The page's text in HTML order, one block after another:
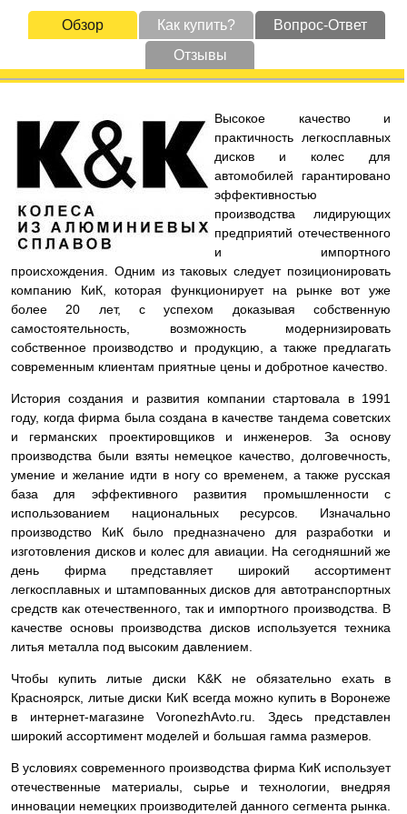
Обзор Как купить?
Вопрос-Ответ
Отзывы
Высокое качество и
практичность легкосплавных
дисков и колес для
автомобилей гарантировано
эффективностью
производства лидирующих
предприятий отечественного
и импортного
происхождения. Одним из таковых следует позиционировать
компанию КиК, которая функционирует на рынке вот уже
более 20 лет, с успехом доказывая собственную
самостоятельность, возможность модернизировать
собственное производство и продукцию, а также предлагать
современным клиентам приятные цены и добротное качество.
История создания и развития компании стартовала в 1991
году, когда фирма была создана в качестве тандема советских
и германских проектировщиков и инженеров. За основу
производства были взяты немецкое качество, долговечность,
умение и желание идти в ногу со временем, а также русская
база для эффективного развития промышленности с
использованием национальных ресурсов. Изначально
производство КиК было предназначено для разработки и
изготовления дисков и колес для авиации. На сегодняшний же
день фирма представляет широкий ассортимент
легкосплавных и штампованных дисков для автотранспортных
средств как отечественного, так и импортного производства. В
качестве основы производства дисков используется техника
литья металла под высоким давлением.
Чтобы купить литые диски K&K не обязательно ехать в
Красноярск, литые диски КиК всегда можно купить в Воронеже
в интернет-магазине VoronezhAvto.ru. Здесь представлен
широкий ассортимент моделей и большая гамма размеров.
В условиях современного производства фирма КиК использует
отечественные материалы, сырье и технологии, внедряя
инновации немецких производителей данного сегмента рынка.